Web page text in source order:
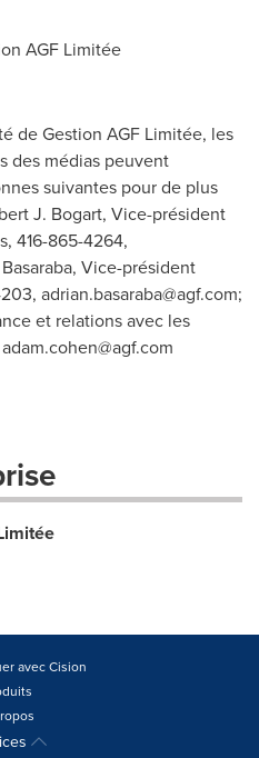
AGF Limitée
de Gestion AGF Limitée, les
des médias peuvent
suivantes pour de plus
J. Bogart, Vice-président
416-865-4264,
Vice-président
adrian.basaraba@agf.com;
et relations avec les
adam.cohen@agf.com
avec Cision